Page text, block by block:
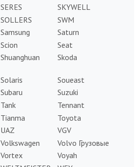
SERES
SKYWELL
SOLLERS
SWM
Samsung
Saturn
Scion
Seat
Shuanghuan Skoda
Solaris
Soueast
Subaru
Suzuki
Tank
Tennant
Tianma
Toyota
UAZ
VGV
Volkswagen
Volvo Грузовые
Vortex
Voyah